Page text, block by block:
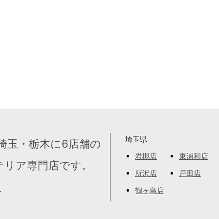
玉・栃木に6店舗の
ア専門店です。
埼玉県
岩槻店
東浦和店
所沢店
戸田店
鶴ヶ島店